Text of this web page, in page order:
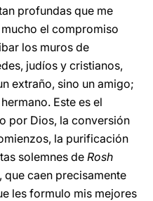
profundas que me
el compromiso
los muros de
judíos y cristianos,
extraño, sino un amigo;
Este es el
por Dios, la conversión
la purificación
solemnes de Rosh
, que caen precisamente
les formulo mis mejores